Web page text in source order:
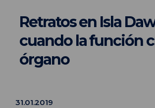
Retratos en Isla
cuando la función
órgano
31.01.2019